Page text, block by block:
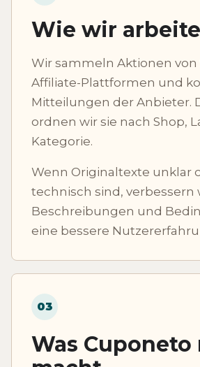
Wie wir
Wir sammeln Aktionen von
Affiliate-Plattformen und
Mitteilungen der Anbieter.
ordnen wir sie nach Shop,
Kategorie.
Wenn Originaltexte unklar
technisch sind, verbessern
Beschreibungen und
eine bessere
03
Was